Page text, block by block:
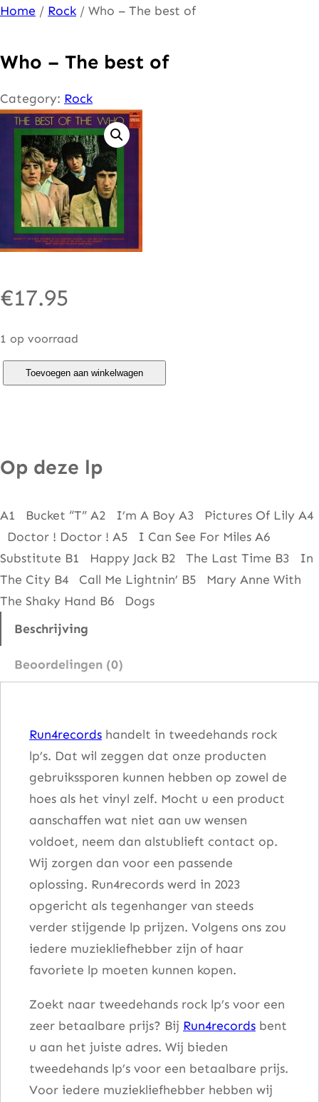
Ga
de
inhoud
Home / Rock / Who – The best of
Who – The best of
Category: Rock
€17.95
1 op voorraad
h
b
s
t
o
a
Toevoegen aan winkelwagen
Op deze lp
A1 Bucket “T” A2 I’m A Boy A3 Pictures Of Lily A4
Doctor ! Doctor ! A5 I Can See For Miles A6
Substitute B1 Happy Jack B2 The Last Time B3 In
The City B4 Call Me Lightnin’ B5 Mary Anne With
The Shaky Hand B6 Dogs
Beschrijving
Beoordelingen (0)
Run4records handelt in tweedehands rock
lp’s. Dat wil zeggen dat onze producten
gebruikssporen kunnen hebben op zowel de
hoes als het vinyl zelf. Mocht u een product
aanschaffen wat niet aan uw wensen
voldoet, neem dan alstublieft contact op.
Wij zorgen dan voor een passende
oplossing. Run4records werd in 2023
opgericht als tegenhanger van steeds
verder stijgende lp prijzen. Volgens ons zou
iedere muziekliefhebber zijn of haar
favoriete lp moeten kunnen kopen.
Zoekt naar tweedehands rock lp’s voor een
zeer betaalbare prijs? Bij Run4records bent
u aan het juiste adres. Wij bieden
tweedehands lp’s voor een betaalbare prijs.
Voor iedere muziekliefhebber hebben wij